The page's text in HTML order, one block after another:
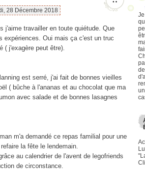
28 Décembre 2018
j'aime travailler en toute quiétude. Que
expériences. Oui mais ça c'est un truc
( j'exagère peut être).
est serré, j'ai fait de bonnes vieilles
( bûche à l'ananas et au chocolat que ma
avec salade et de bonnes lasagnes
m'a demandé ce repas familial pour une
la fête le lendemain.
au calendrier de l'avent de legofriends
de circonstance.